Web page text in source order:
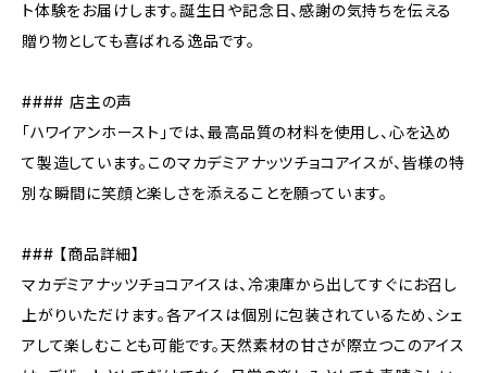
ト体験をお届けします。誕生日や記念日、感謝の気持ちを伝える
贈り物としても喜ばれる逸品です。
#### 店主の声
「ハワイアンホースト」では、最高品質の材料を使用し、心を込め
て製造しています。このマカデミアナッツチョコアイスが、皆様の特
別な瞬間に笑顔と楽しさを添えることを願っています。
### 【商品詳細】
マカデミアナッツチョコアイスは、冷凍庫から出してすぐにお召し
上がりいただけます。各アイスは個別に包装されているため、シェ
アして楽しむことも可能です。天然素材の甘さが際立つこのアイス